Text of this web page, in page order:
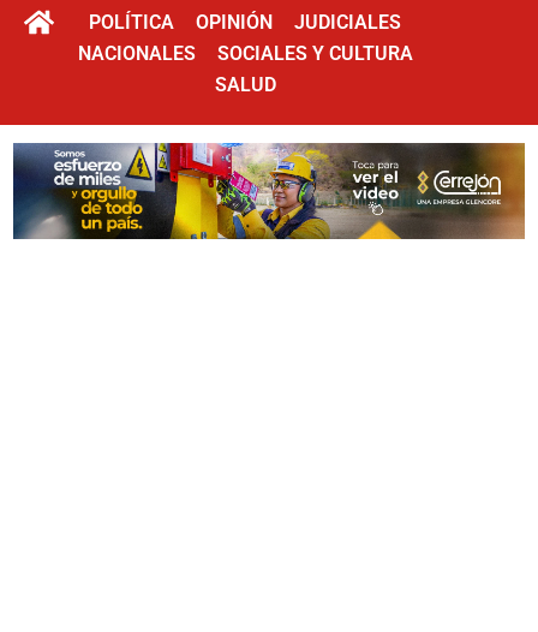
POLÍTICA OPINIÓN
JUDICIALES
NACIONALES
SOCIALES Y CULTURA
SALUD